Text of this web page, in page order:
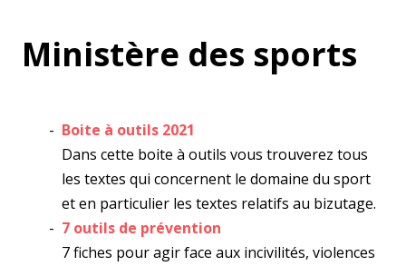
Ministère des sports
Boite à outils 2021
Dans cette boite à outils vous trouverez tous
les textes qui concernent le domaine du sport
et en particulier les textes relatifs au bizutage.
7 outils de prévention
7 fiches pour agir face aux incivilités, violences